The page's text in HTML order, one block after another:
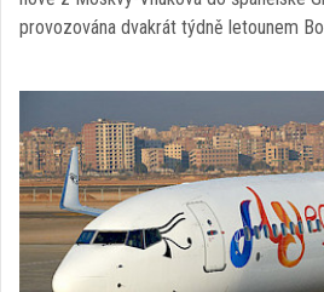
provozována dvakrát týdně letounem